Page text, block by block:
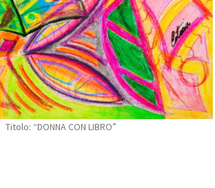
Titolo: “DONNA CON LIBRO”